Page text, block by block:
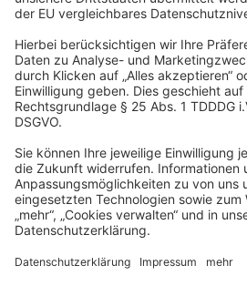
Wir sind Teil der REWE Group und ihrer
DERTOUR Group. Damit gehören wir
touristischen Unternehmensgruppen in
© 2026A-ROSA Hotels
Presse
Datenschutz